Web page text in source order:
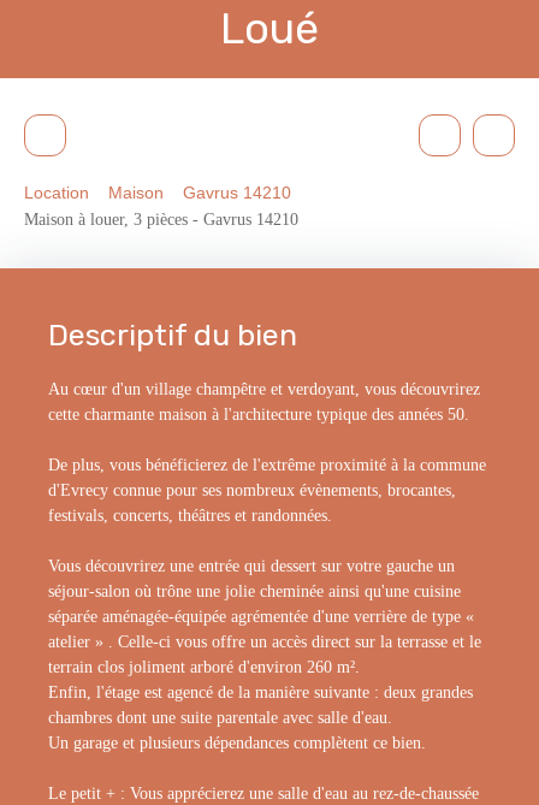
Loué
Location Maison
Gavrus 14210
Maison à louer, 3 pièces - Gavrus 14210
Descriptif du bien
Au cœur d'un village champêtre et verdoyant, vous découvrirez
cette charmante maison à l'architecture typique des années 50.
De plus, vous bénéficierez de l'extrême proximité à la commune
d'Evrecy connue pour ses nombreux évènements, brocantes,
festivals, concerts, théâtres et randonnées.
Vous découvrirez une entrée qui dessert sur votre gauche un
séjour-salon où trône une jolie cheminée ainsi qu'une cuisine
séparée aménagée-équipée agrémentée d'une verrière de type «
atelier » . Celle-ci vous offre un accès direct sur la terrasse et le
terrain clos joliment arboré d'environ 260 m².
Enfin, l'étage est agencé de la manière suivante : deux grandes
chambres dont une suite parentale avec salle d'eau.
Un garage et plusieurs dépendances complètent ce bien.
Le petit + : Vous apprécierez une salle d'eau au rez-de-chaussée